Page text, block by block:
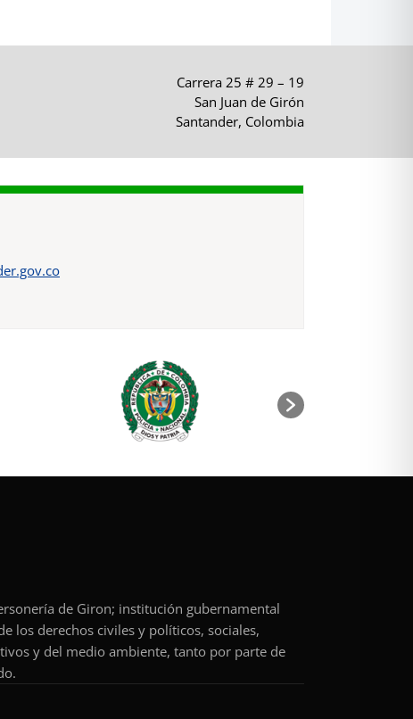
Carrera 25 # 29 – 19
San Juan de Girón
Santander, Colombia
de Giron; institución gubernamental
los derechos civiles y políticos, sociales,
y del medio ambiente, tanto por parte de